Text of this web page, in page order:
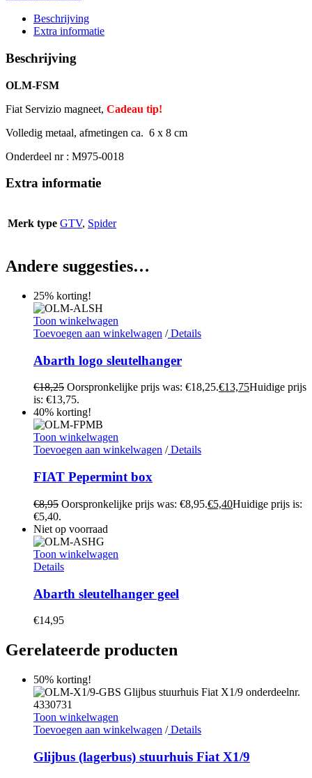
Beschrijving
Extra informatie
Beschrijving
OLM-FSM
Fiat Servizio magneet, Cadeau tip!
Volledig metaal, afmetingen ca. 6 x 8 cm
Onderdeel nr : M975-0018
Extra informatie
Merk type GTV, Spider
Andere suggesties…
25% korting!
Toon winkelwagen
Toevoegen aan winkelwagen /Details
Abarth logo sleutelhanger
€18,25 Oorspronkelijke prijs was: €18,25.€13,75Huidige prijs
is: €13,75.
40% korting!
Toon winkelwagen
Toevoegen aan winkelwagen /Details
FIAT Pepermint box
€8,95 Oorspronkelijke prijs was: €8,95.€5,40Huidige prijs is:
€5,40.
Niet op voorraad
Toon winkelwagen
Details
Abarth sleutelhanger geel
€14,95
Gerelateerde producten
50% korting!
Toon winkelwagen
Toevoegen aan winkelwagen /Details
Glijbus (lagerbus) stuurhuis Fiat X1/9